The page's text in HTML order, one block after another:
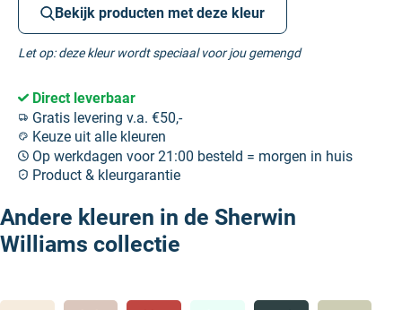
Bekijk producten met deze kleur
Let op: deze kleur wordt speciaal voor jou gemengd
Direct leverbaar
Gratis levering v.a. €50,-
Keuze uit alle kleuren
Op werkdagen voor 21:00 besteld = morgen in huis
Product & kleurgarantie
Andere kleuren in de Sherwin
Williams collectie